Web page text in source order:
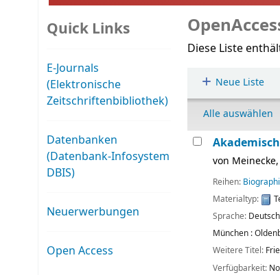
Quick Links
E-Journals
(Elektronische
Zeitschriftenbibliothek)
Datenbanken
(Datenbank-Infosystem
DBIS)
Neuerwerbungen
Open Access
Diese Liste
Neue Liste
Alle auswählen
von
Reihen:
Materialtyp:
Sprache: Deutsch
München :
Weitere Titel:
Verfügbarkeit: